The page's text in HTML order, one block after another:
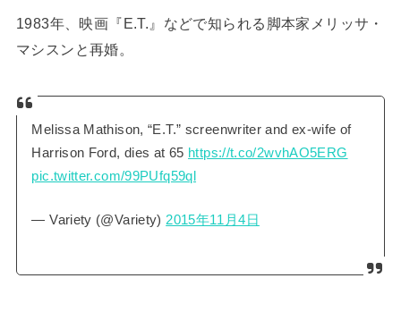
1983年、映画『E.T.』などで知られる脚本家メリッサ・
マシスンと再婚。
Melissa Mathison, “E.T.” screenwriter and ex-wife of
Harrison Ford, dies at 65 https://t.co/2wvhAO5ERG
pic.twitter.com/99PUfq59ql
— Variety (@Variety)2015年11月4日